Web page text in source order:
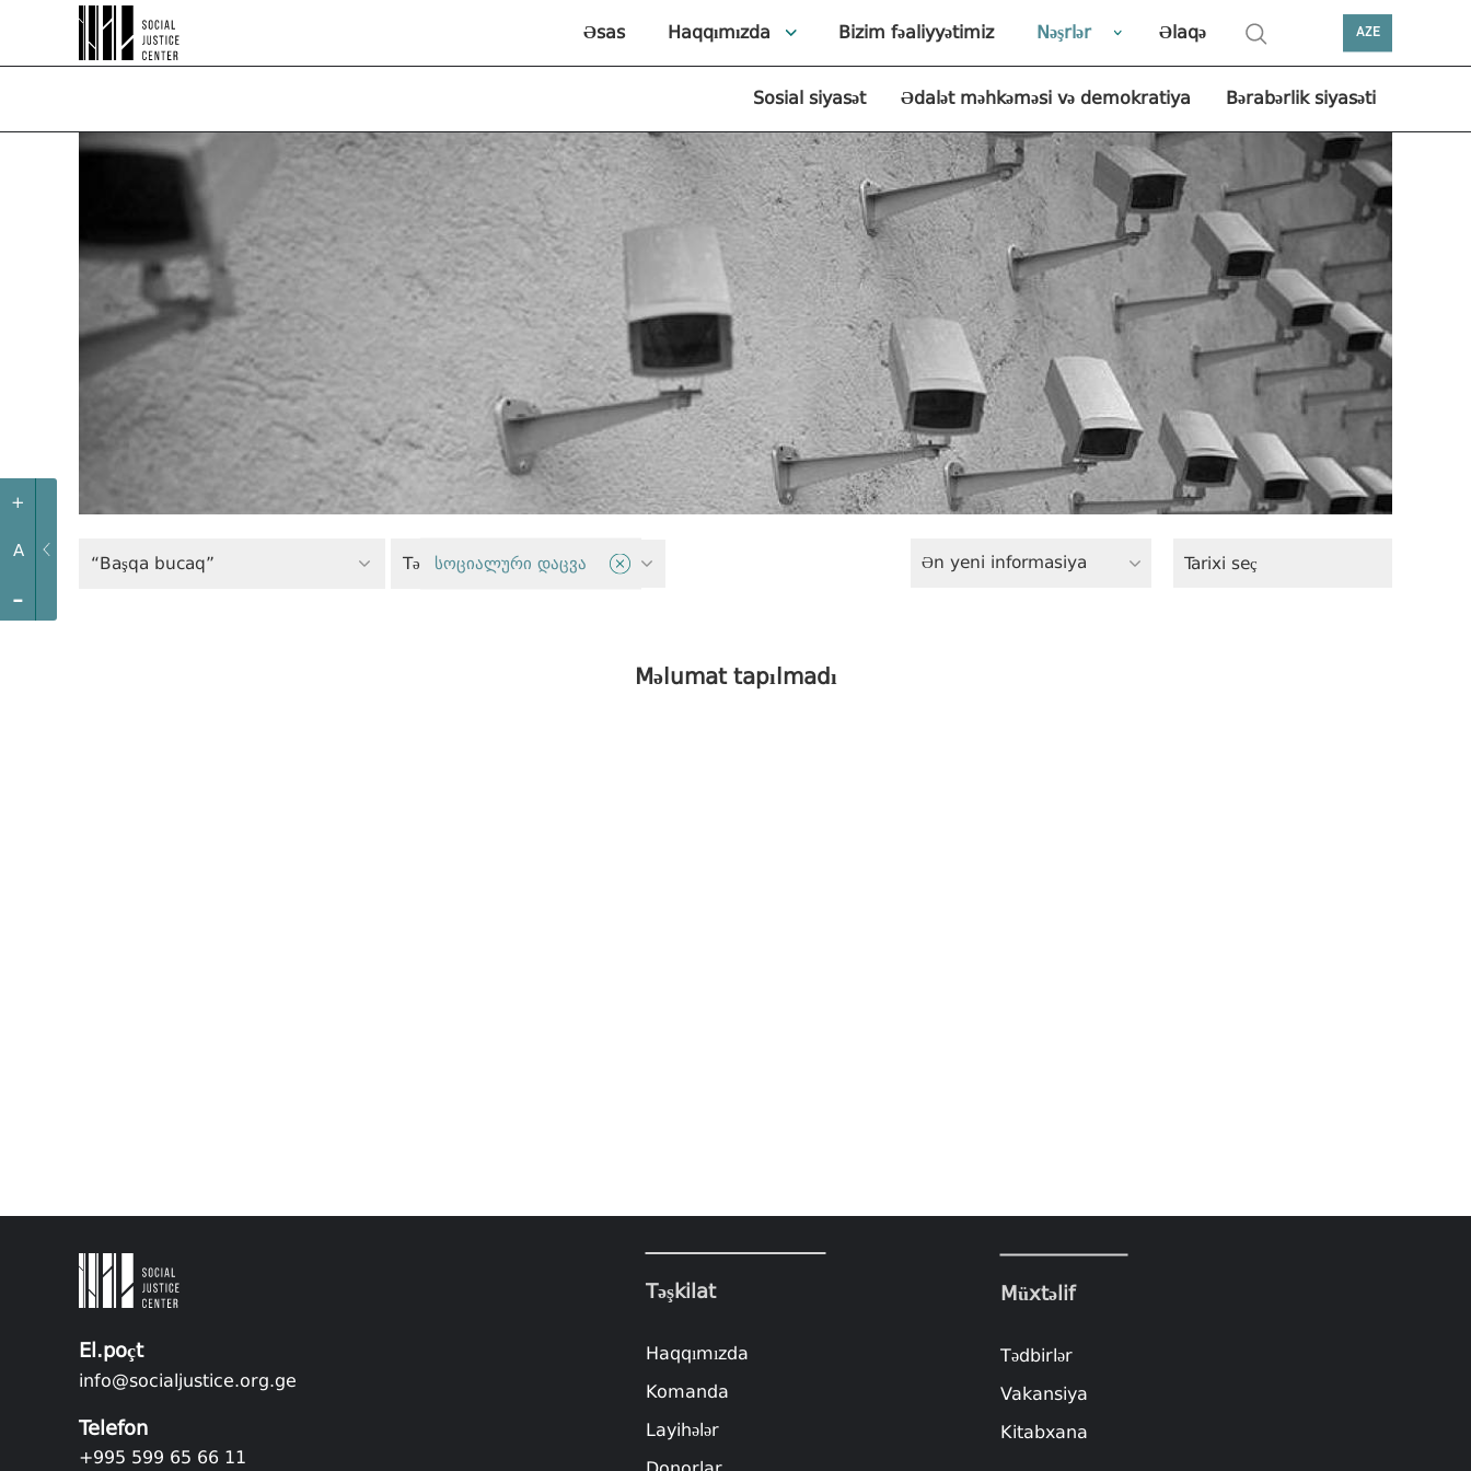
+
A
-
Əsas Haqqımızda Bizim fəaliyyətimiz Nəşrlər Əlaqə AZE
Sosial siyasət Ədalət məhkəməsi və demokratiya Bərabərlik siyasəti
“Başqa bucaq” Təhlükəsizlik sektoru
სოციალური დაცვა Ən yeni informasiya
Məlumat tapılmadı
El.poçt
info@socialjustice.org.ge
Telefon
+995 599 65 66 11
Təşkilat
Haqqımızda
Komanda
Layihələr
Müxtəlif
Tədbirlər
Vakansiya
Kitabxana